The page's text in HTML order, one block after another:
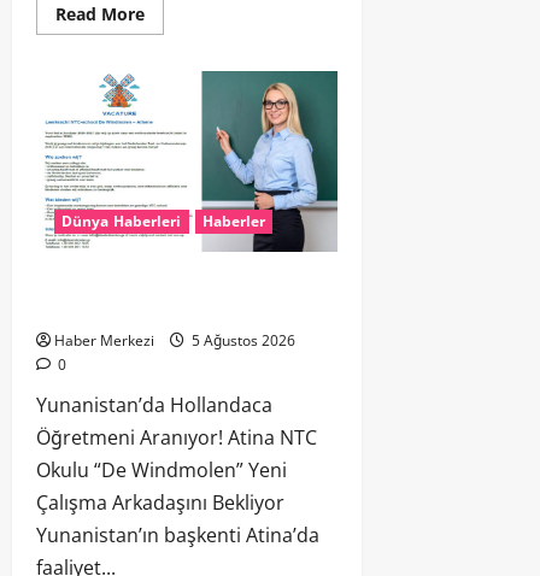
Read More
Dünya Haberleri Haberler
Haber Merkezi
5 Ağustos 2026
0
Yunanistan’da Hollandaca
Öğretmeni Aranıyor! Atina NTC
Okulu “De Windmolen” Yeni
Çalışma Arkadaşını Bekliyor
Yunanistan’ın başkenti Atina’da
faaliyet...